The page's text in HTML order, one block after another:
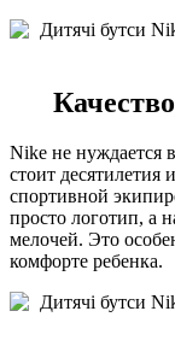
Nike не нуждается
стоит десятилетия
спортивной
просто логотип, а
мелочей. Это
комфорте ребенка.